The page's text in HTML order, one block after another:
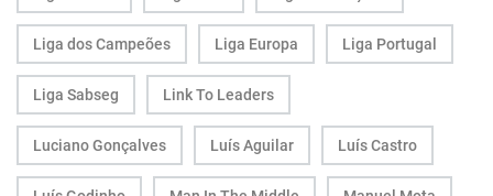
Liga dos Campeões Liga Europa Liga Portugal
Liga Sabseg Link To Leaders
Luciano Gonçalves Luís Aguilar Luís Castro